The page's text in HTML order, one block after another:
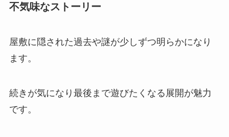
不気味なストーリー
屋敷に隠された過去や謎が少しずつ明らかになり
ます。
続きが気になり最後まで遊びたくなる展開が魅力
です。